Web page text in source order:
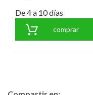
De 4 a 10 días
comprar